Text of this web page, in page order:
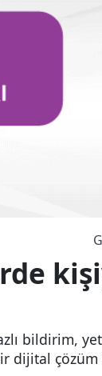
bildirim,
dijital